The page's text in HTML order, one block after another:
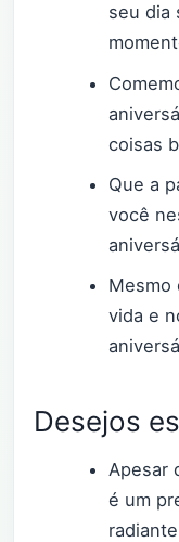
seu dia
coisas
Que a
você
Mesmo
vida e
Desejos
Apesar
é um